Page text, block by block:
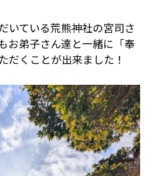
いている荒熊神社の宮司さ
お弟子さん達と一緒に「奉
だくことが出来ました！